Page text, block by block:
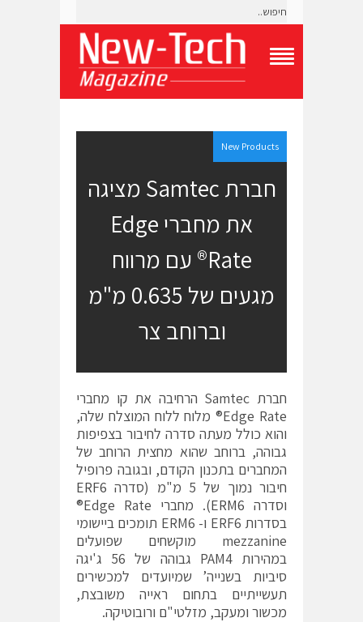
g
l
e
N
New Products
חברת Samtec מציגה
את מחברי Edge
Rate® עם מרווח
מגעים של 0.635 מ"מ
וברוחב צר
חברת Samtec הרחיבה את קו מחברי
Edge Rate® מלוח ללוח המוצלח שלה,
והוא כולל מעתה סדרה לחיבור בצפיפות
גבוהה, ברוחב שהוא מחצית הרוחב של
המחברים בתכנון הקודם, ובגובה פרופיל
חיבור נמוך של 5 מ"מ (סדרה
ERF6
וסדרה ERM6
). מחברי Edge Rate®
בסדרות ERF6 ו- ERM6 תומכים ביישומי
mezzanine מוקשחים שפועלים
במהירות PAM4 גבוהה של 56 ג'יגה
סיביות בשנייה’ שמיועדים למכשירים
תעשייתיים בתחום ראייה משובצת,
מכשור ומעקב, מזלטי"ם ורובוטיקה.